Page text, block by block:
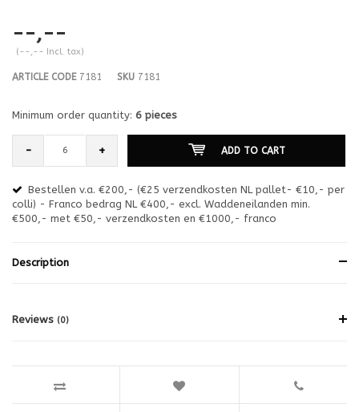
--,--
(--,-- Incl. tax)
ARTICLE CODE7181 SKU 7181
Minimum order quantity: 6 pieces
- + ADD TO CART
Bestellen v.a. €200,- (€25 verzendkosten NL pallet- €10,- per
colli) - Franco bedrag NL €400,- excl. Waddeneilanden min.
€500,- met €50,- verzendkosten en €1000,- franco
Description
Reviews (0)